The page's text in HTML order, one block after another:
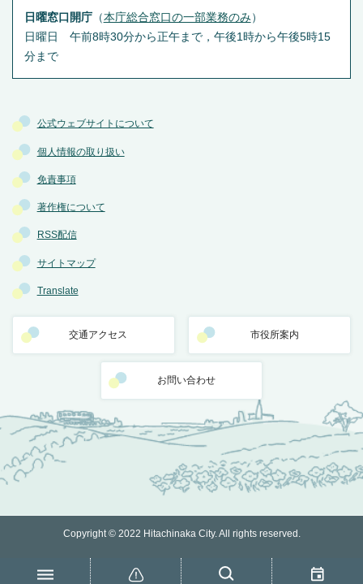
公式ウェブサイトについて
個人情報の取り扱い
免責事項
著作権について
RSS配信
サイトマップ
Translate
交通アクセス 市役所案内
お問い合わせ
日曜窓口開庁（本庁総合窓口の一部業務のみ ）
日曜日 午前8時30分から正午まで，午後1時から午後5時15
分まで
Copyright © 2022 Hitachinaka City. All rights reserved.